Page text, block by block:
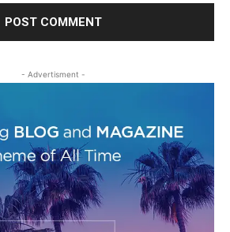
- Advertisment -